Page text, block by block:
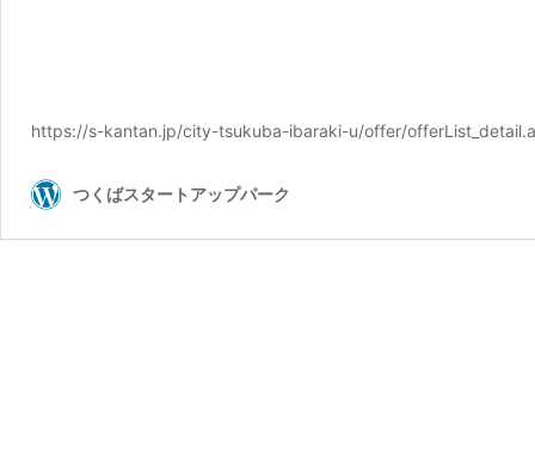
https://s-kantan.jp/city-tsukuba-ibaraki-u/offer/
つくばスタートアップパーク